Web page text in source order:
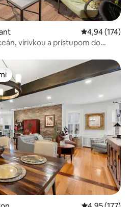
Priemerné
4,94 (174)
vírivkou a prístupom do